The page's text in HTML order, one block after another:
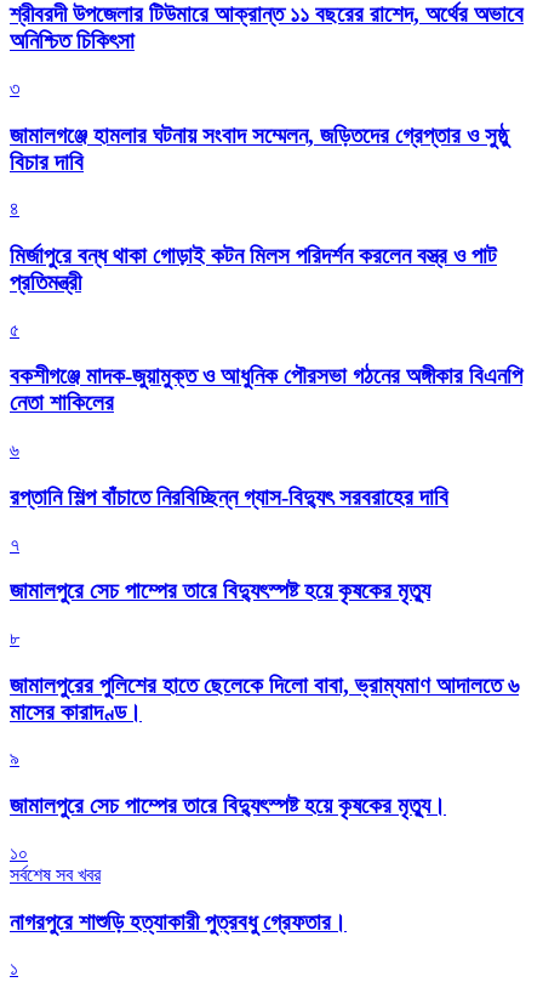
শ্রীবরদী উপজেলার টিউমারে আক্রান্ত ১১ বছরের রাশেদ, অর্থের অভাবে
অনিশ্চিত চিকিৎসা
৩
জামালগঞ্জে হামলার ঘটনায় সংবাদ সম্মেলন, জড়িতদের গ্রেপ্তার ও সুষ্ঠু
বিচার দাবি
৪
মির্জাপুরে বন্ধ থাকা গোড়াই কটন মিলস পরিদর্শন করলেন বস্ত্র ও পাট
প্রতিমন্ত্রী
৫
বকশীগঞ্জে মাদক-জুয়ামুক্ত ও আধুনিক পৌরসভা গঠনের অঙ্গীকার বিএনপি
নেতা শাকিলের
৬
রপ্তানি শিল্প বাঁচাতে নিরবিচ্ছিন্ন গ্যাস-বিদ্যুৎ সরবরাহের দাবি
৭
জামালপুরে সেচ পাম্পের তারে বিদ্যুৎস্পষ্ট হয়ে কৃষকের মৃত্যু
৮
জামালপুরের পুলিশের হাতে ছেলেকে দিলো বাবা, ভ্রাম্যমাণ আদালতে ৬
মাসের কারাদণ্ড।
৯
জামালপুরে সেচ পাম্পের তারে বিদ্যুৎস্পষ্ট হয়ে কৃষকের মৃত্যু।
১০
সর্বশেষ সব খবর
নাগরপুরে শাশুড়ি হত্যাকারী পুত্রবধু গ্রেফতার।
১